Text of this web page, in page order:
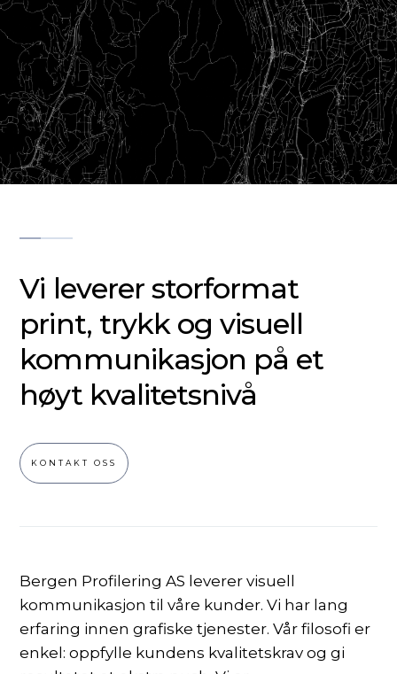
Vi leverer storformat
print, trykk og visuell
kommunikasjon på et
høyt kvalitetsnivå
KONTAKT OSS
Bergen Profilering AS leverer visuell
kommunikasjon til våre kunder. Vi har lang
erfaring innen grafiske tjenester. Vår filosofi er
enkel: oppfylle kundens kvalitetskrav og gi